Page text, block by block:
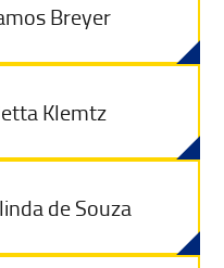
Breyer
Klemtz
de Souza